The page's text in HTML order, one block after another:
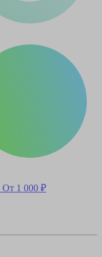
От 1 000 ₽